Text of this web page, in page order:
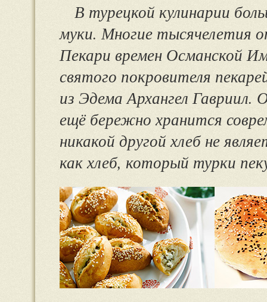
В турецкой кулинарии
муки. Многие тысячелетия
Пекари времен Османской
святого покровителя
из Эдема Архангел Гавриил.
ещё бережно хранится
никакой другой хлеб не
как хлеб, который турки